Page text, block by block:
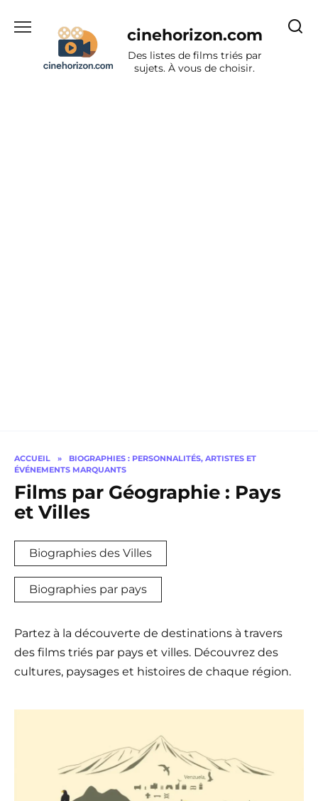
cinehorizon.com
Des listes de films triés par
sujets. À vous de choisir.
ACCUEIL »
BIOGRAPHIES : PERSONNALITÉS, ARTISTES ET
ÉVÉNEMENTS MARQUANTS
Films par Géographie : Pays
et Villes
Biographies des Villes
Biographies par pays
Partez à la découverte de destinations à travers
des films triés par pays et villes. Découvrez des
cultures, paysages et histoires de chaque région.